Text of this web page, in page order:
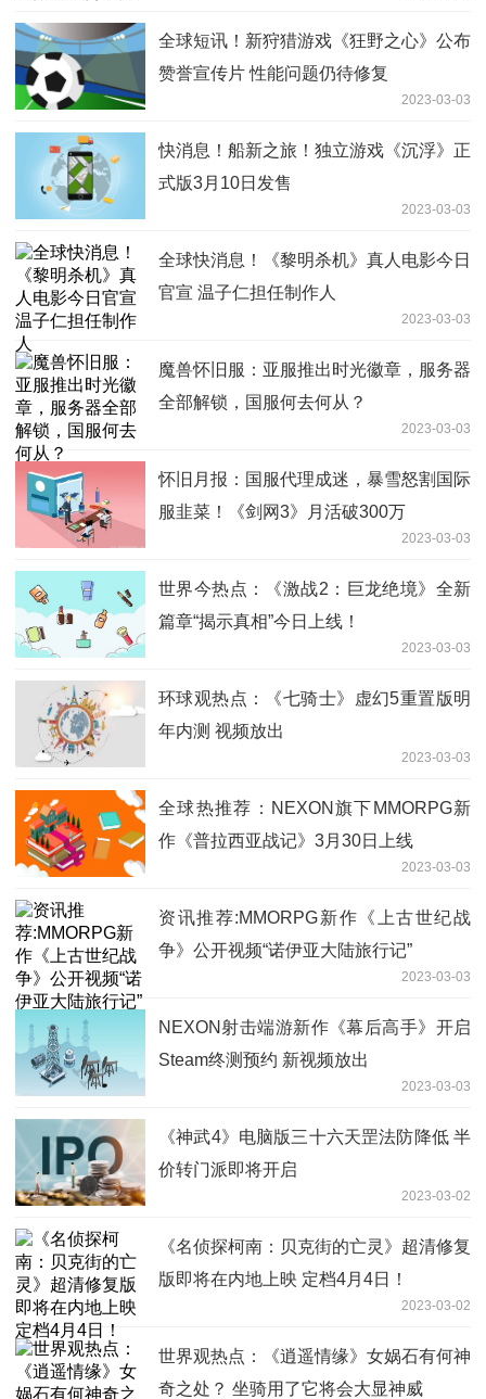
全球短讯！新狩猎游戏《狂野之心》公布
赞誉宣传片 性能问题仍待修复
2023-03-03
快消息！船新之旅！独立游戏《沉浮》正
式版3月10日发售
2023-03-03
全球快消息！《黎明杀机》真人电影今日
官宣 温子仁担任制作人
2023-03-03
魔兽怀旧服：亚服推出时光徽章，服务器
全部解锁，国服何去何从？
2023-03-03
怀旧月报：国服代理成迷，暴雪怒割国际
服韭菜！《剑网3》月活破300万
2023-03-03
世界今热点：《激战2：巨龙绝境》全新
篇章“揭示真相”今日上线！
2023-03-03
环球观热点：《七骑士》虚幻5重置版明
年内测 视频放出
2023-03-03
全球热推荐：NEXON旗下MMORPG新
作《普拉西亚战记》3月30日上线
2023-03-03
资讯推荐:MMORPG新作《上古世纪战
争》公开视频“诺伊亚大陆旅行记”
2023-03-03
NEXON射击端游新作《幕后高手》开启
Steam终测预约 新视频放出
2023-03-03
《神武4》电脑版三十六天罡法防降低 半
价转门派即将开启
2023-03-02
《名侦探柯南：贝克街的亡灵》超清修复
版即将在内地上映 定档4月4日！
2023-03-02
世界观热点：《逍遥情缘》女娲石有何神
奇之处？ 坐骑用了它将会大显神威